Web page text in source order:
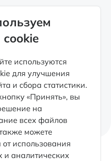
используются
для улучшения
и сбора статистики.
«Принять», вы
на
всех файлов
можете
от использования
и аналитических